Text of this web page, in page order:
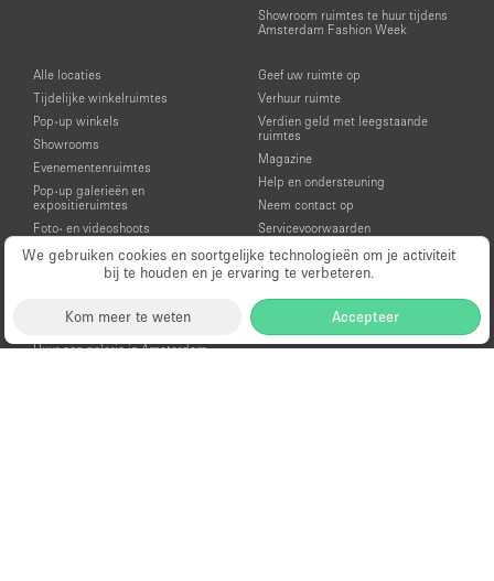
We gebruiken cookies en soortgelijke technologieën om je activiteit
bij te houden en je ervaring te verbeteren.
Kom meer te weten Accepteer
Showroom ruimtes te huur tijdens
Amsterdam Fashion Week
Alle locaties
Tijdelijke winkelruimtes
Pop-up winkels
Showrooms
Evenementenruimtes
Pop-up galerieën en
expositieruimtes
Foto- en videoshoots
Huur een pop-up winkel in
Amsterdam
Huur een evenementenruimte in
Amsterdam
Huur een galerie in Amsterdam
Geef uw ruimte op
Verhuur ruimte
Verdien geld met leegstaande
ruimtes
Magazine
Help en ondersteuning
Neem contact op
Servicevoorwaarden
Privacy